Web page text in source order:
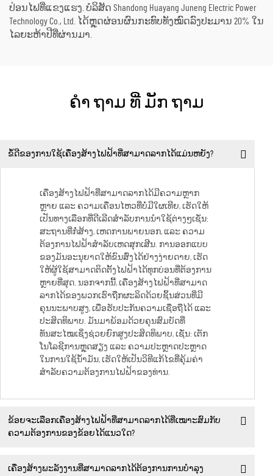
ປ່ອນໄຟທີ່ແຂງແຮງ. ບໍລິສັດ Shandong Huayang Juneng Electric Power
Technology Co., Ltd. ໄດ້ຫຼຸດຜ່ອນຜົນກະທົບທັງໝົດລົງປະມານ 20% ໃນ
ໄລຍະຫ້າປີທີ່ຜ່ານມາ.
ຄໍາ ຖາມ ທີ່ ມັກ ຖາມ
ຂໍ້ດີຂອງການໃຊ້ເຄື່ອງສ້າງໄຟຟ້າທີ່ສາມາດລາກໄດ້ແມ່ນຫຍັງ?
ເຄື່ອງສ້າງໄຟຟ້າທີ່ສາມາດລາກໄດ້ມີຄວາມຫຼາກ
ຫຼາຍ ແລະ ຄວາມເຄື່ອນໄຫວທີ່ບໍ່ມີໃຜເທີຍ, ເຮັດໃຫ້
ເປັນທາງເລືອກທີ່ດີເລີດສຳລັບການນຳໃຊ້ຕ່າງໆເຊັ່ນ:
ສະຖານທີ່ກໍ່ສ້າງ, ເຫດການພາຍນອກ, ແລະ ຄວາມ
ຕ້ອງການໄຟຟ້າສຳລັບເຫດສຸກເສີນ. ການອອກແບບ
ຂອງມັນອະນຸຍາດໃຫ້ຂົນສົ່ງໄດ້ຢ່າງງ່າຍດາຍ, ເຮັດ
ໃຫ້ຜູ້ໃຊ້ສາມາດຕິດຕັ້ງໄຟຟ້າໄດ້ທຸກບ່ອນທີ່ຕ້ອງການ
ຫຼາຍທີ່ສຸດ. ນອກຈາກນີ້, ເຄື່ອງສ້າງໄຟຟ້າທີ່ສາມາດ
ລາກໄດ້ຂອງພວກເຮົາຖືກຜະລິດດ້ວຍຊິ້ນສ່ວນທີ່ມີ
ຄຸນນະພາບສູງ, ເພື່ອຮັບປະກັນຄວາມເຊື່ອຖືໄດ້ ແລະ
ປະສິດທິພາບ. ມັນມາພ້ອມດ້ວຍຄຸນສົມບັດທີ່
ທັນສະໄໝເຊິ່ງຊ່ວຍຍົກສູງປະສິດທິພາບ, ເຊັ່ນ: ເຕັກ
ໂນໂລຊີການຫຼຸດສຽງ ແລະ ຄວາມປະຫຼາດປະຫຼາດ
ໃນການໃຊ້ນ້ຳມັນ, ເຮັດໃຫ້ເປັນວິທີແກ້ໄຂທີ່ຄຸ້ມຄ່າ
ສຳລັບຄວາມຕ້ອງການໄຟຟ້າຂອງທ່ານ.
ຂ້ອຍຈະເລືອກເຄື່ອງສ້າງໄຟຟ້າທີ່ສາມາດລາກໄດ້ທີ່ເໝາະສົມກັບ
ຄວາມຕ້ອງການຂອງຂ້ອຍໄດ້ແນວໃດ?
ເຄື່ອງສ້າງພະລັງງານທີ່ສາມາດລາກໄດ້ຕ້ອງການການບໍາລຸງ